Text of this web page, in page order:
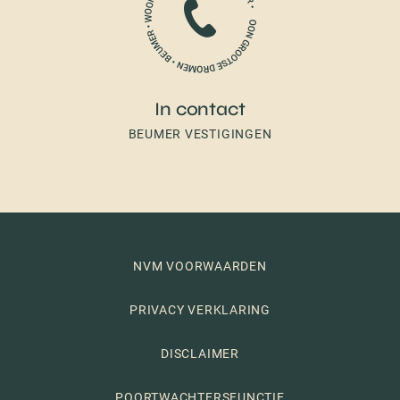
In contact
BEUMER VESTIGINGEN
NVM VOORWAARDEN
PRIVACY VERKLARING
DISCLAIMER